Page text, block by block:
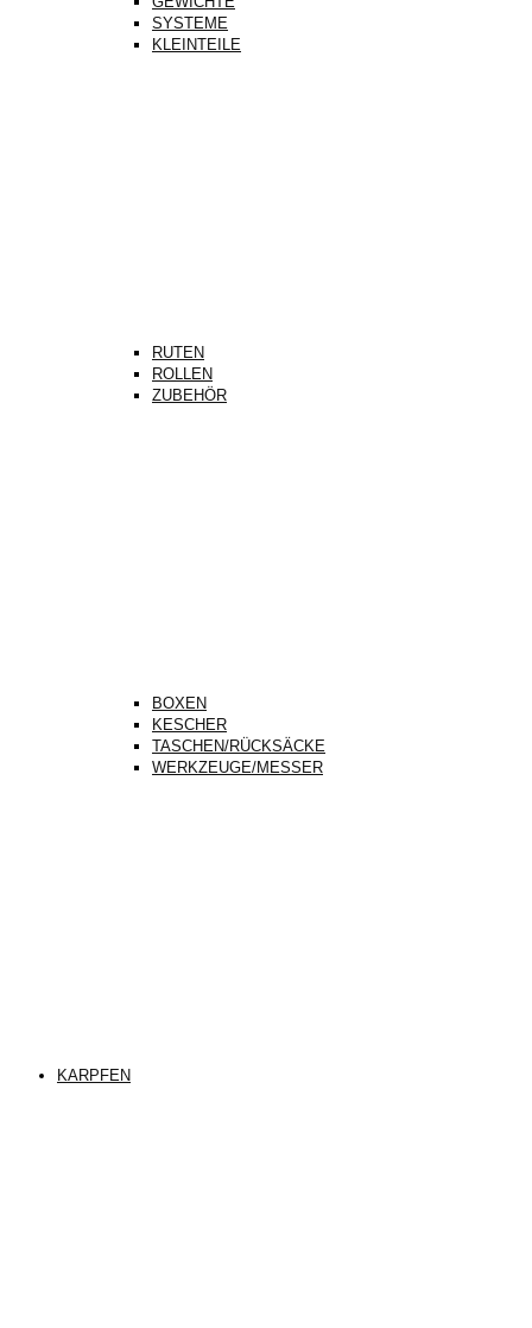
SYSTEME
KLEINTEILE
RUTEN
ROLLEN
ZUBEHÖR
BOXEN
KESCHER
TASCHEN/RÜCKSÄCKE
WERKZEUGE/MESSER
KARPFEN